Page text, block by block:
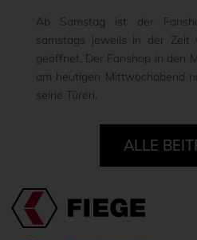
Ab Samstag ist der
samstags jeweils in der
geöffnet. Der Fanshop in den
am heutigen Mittwochabend
seine Türen.
ALLE